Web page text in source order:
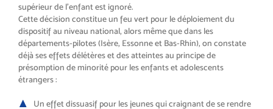
supérieur de l’enfant est ignoré.
Cette décision constitue un feu vert pour le déploiement du
dispositif au niveau national, alors même que dans les
départements-pilotes (Isère, Essonne et Bas-Rhin), on constate
déjà ses effets délétères et des atteintes au principe de
présomption de minorité pour les enfants et adolescents
étrangers :
Un effet dissuasif pour les jeunes qui craignant de se rendre